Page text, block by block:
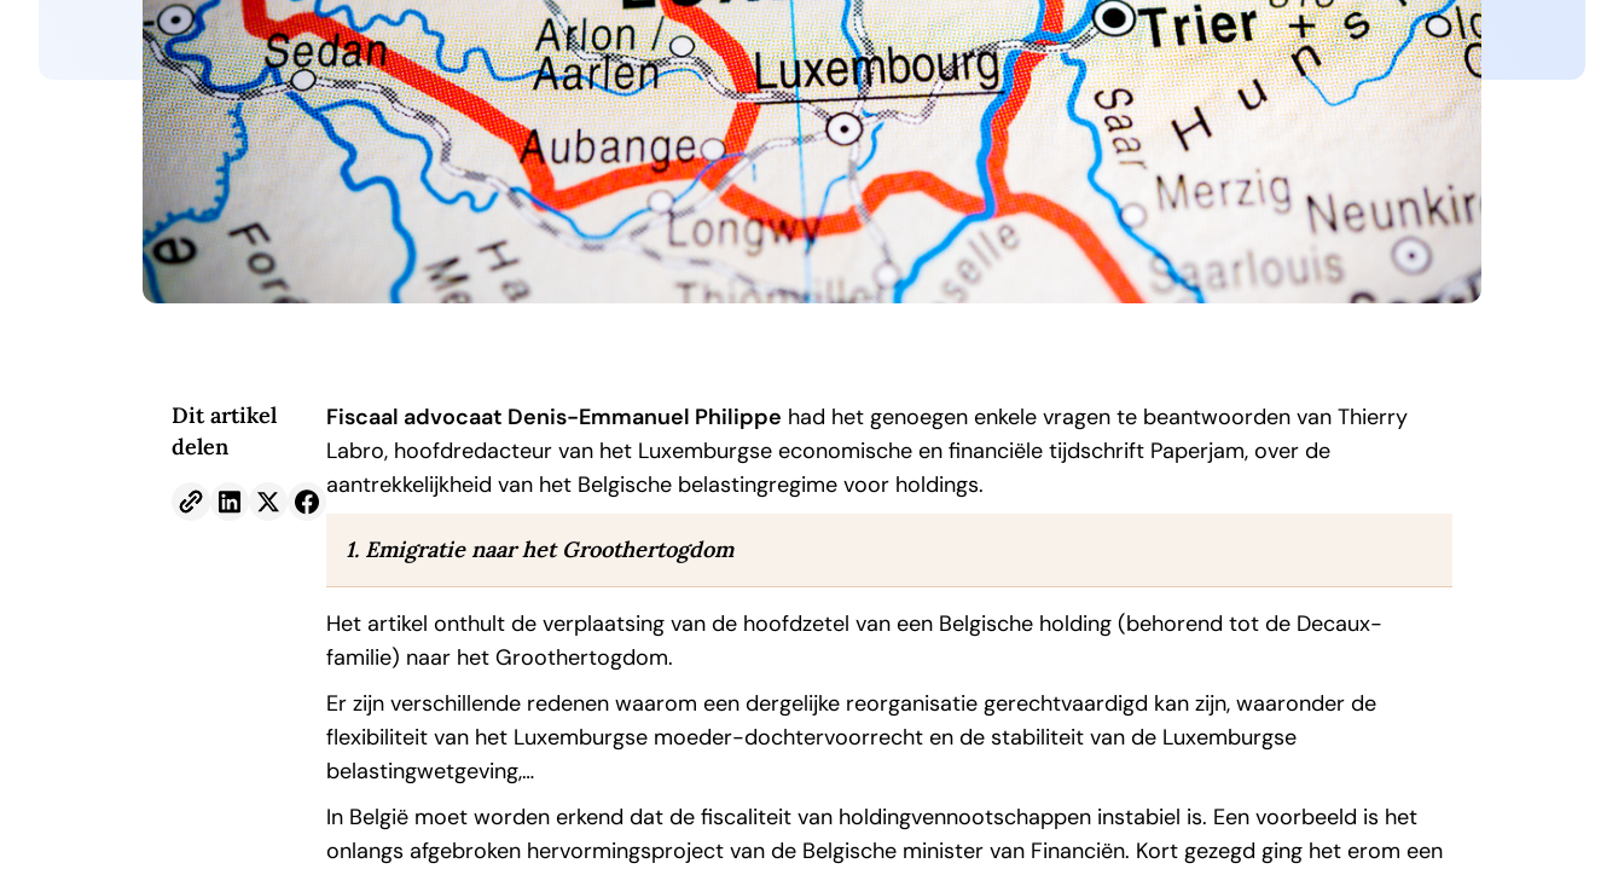
Dit artikel
delen
Fiscaal advocaat Denis-Emmanuel Philippe had het genoegen enkele vragen te beantwoorden van Thierry
Labro, hoofdredacteur van het Luxemburgse economische en financiële tijdschrift Paperjam, over de
aantrekkelijkheid van het Belgische belastingregime voor holdings.
1. Emigratie naar het Groothertogdom
Het artikel onthult de verplaatsing van de hoofdzetel van een Belgische holding (behorend tot de Decaux-
familie) naar het Groothertogdom.
Er zijn verschillende redenen waarom een dergelijke reorganisatie gerechtvaardigd kan zijn, waaronder de
flexibiliteit van het Luxemburgse moeder-dochtervoorrecht en de stabiliteit van de Luxemburgse
belastingwetgeving,…
In België moet worden erkend dat de fiscaliteit van holdingvennootschappen instabiel is. Een voorbeeld is het
onlangs afgebroken hervormingsproject van de Belgische minister van Financiën. Kort gezegd ging het erom een